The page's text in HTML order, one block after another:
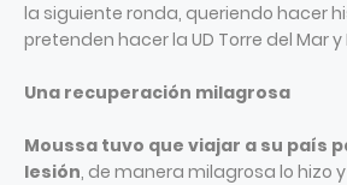
la siguiente ronda, queriendo hacer
pretenden hacer la UD Torre del Mar y
Una recuperación milagrosa
Moussa tuvo que viajar a su país
lesión, de manera milagrosa lo hizo